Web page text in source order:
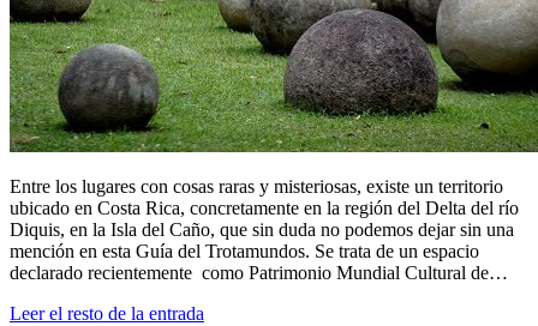
Entre los lugares con cosas raras y misteriosas, existe un territorio
ubicado en Costa Rica, concretamente en la región del Delta del río
Diquis, en la Isla del Caño, que sin duda no podemos dejar sin una
mención en esta Guía del Trotamundos. Se trata de un espacio
declarado recientemente como Patrimonio Mundial Cultural de…
Leer el resto de la entrada